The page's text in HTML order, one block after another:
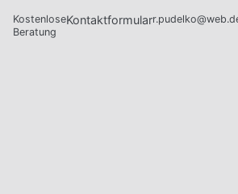
Kostenlose
Beratung
Kontaktformular